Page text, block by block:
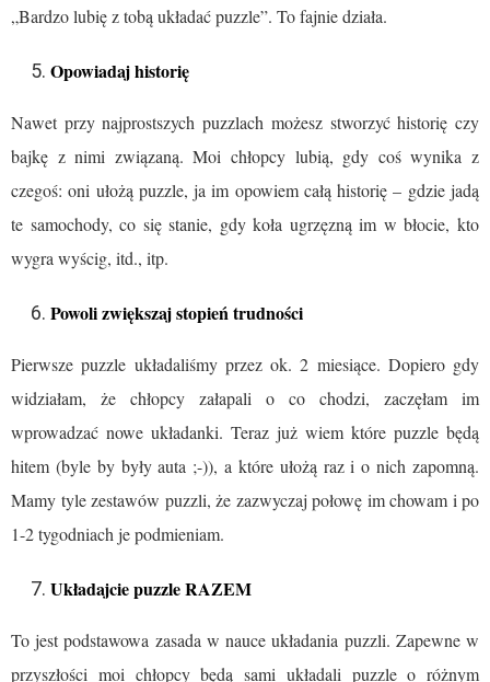
„Bardzo lubię z tobą układać puzzle”. To fajnie działa.
Opowiadaj historię
Nawet przy najprostszych puzzlach możesz stworzyć historię czy
bajkę z nimi związaną. Moi chłopcy lubią, gdy coś wynika z
czegoś: oni ułożą puzzle, ja im opowiem całą historię – gdzie jadą
te samochody, co się stanie, gdy koła ugrzęzną im w błocie, kto
wygra wyścig, itd., itp.
Powoli zwiększaj stopień trudności
Pierwsze puzzle układaliśmy przez ok. 2 miesiące. Dopiero gdy
widziałam, że chłopcy załapali o co chodzi, zaczęłam im
wprowadzać nowe układanki. Teraz już wiem które puzzle będą
hitem (byle by były auta ;-)), a które ułożą raz i o nich zapomną.
Mamy tyle zestawów puzzli, że zazwyczaj połowę im chowam i po
1-2 tygodniach je podmieniam.
Układajcie puzzle RAZEM
To jest podstawowa zasada w nauce układania puzzli. Zapewne w
przyszłości moi chłopcy będą sami układali puzzle o różnym